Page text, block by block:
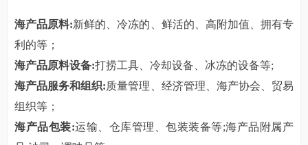
海产品原料:新鲜的、冷冻的、鲜活的、高附加值、拥有专
利的等；
海产品原料设备:打捞工具、冷却设备、冰冻的设备等;
海产品服务和组织:质量管理、经济管理、海产协会、贸易
组织等；
海产品包装:运输、仓库管理、包装装备等;海产品附属产